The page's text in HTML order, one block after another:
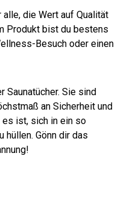
die Wert auf Qualität
Produkt bist du bestens
Besuch oder einen
Saunatücher. Sie sind
an Sicherheit und
es ist, sich in ein so
hüllen. Gönn dir das